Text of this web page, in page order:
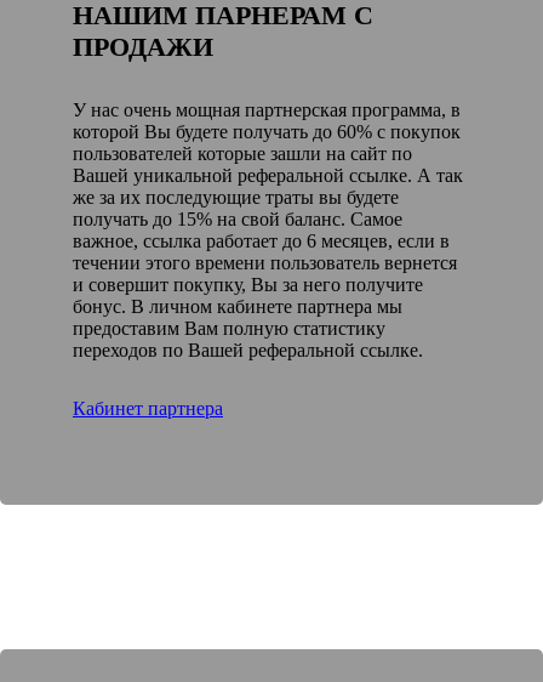
НАШИМ ПАРНЕРАМ С
ПРОДАЖИ
У нас очень мощная партнерская программа, в
которой Вы будете получать до 60% с покупок
пользователей которые зашли на сайт по
Вашей уникальной реферальной ссылке. А так
же за их последующие траты вы будете
получать до 15% на свой баланс. Самое
важное, ссылка работает до 6 месяцев, если в
течении этого времени пользователь вернется
и совершит покупку, Вы за него получите
бонус. В личном кабинете партнера мы
предоставим Вам полную статистику
переходов по Вашей реферальной ссылке.
Кабинет партнера